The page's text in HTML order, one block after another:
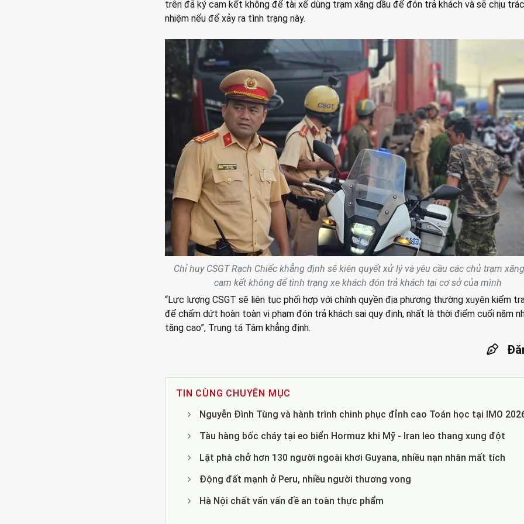
trên đã ký cam kết không để tài xế dùng trạm xăng dầu để đón trả khách và sẽ chịu
nhiệm nếu để xảy ra tình trạng này.
Chỉ huy CSGT Rạch Chiếc khẳng định sẽ kiên quyết xử lý và yêu cầu các chủ trạm
cam kết không để tình trạng xe khách đón trả khách tại cơ sở của mình
“Lực lượng CSGT sẽ liên tục phối hợp với chính quyền địa phương thường xuyên kiểm
để chấm dứt hoàn toàn vi phạm đón trả khách sai quy định, nhất là thời điểm cuối năm
tăng cao”, Trung tá Tâm khẳng định.
TIN CÙNG CHUYÊN MỤC
Nguyễn Đình Tùng và hành trình chinh phục đỉnh cao Toán học tại IMO
Tàu hàng bốc cháy tại eo biển Hormuz khi Mỹ - Iran leo thang xung đột
Lật phà chở hơn 130 người ngoài khơi Guyana, nhiều nạn nhân mất tích
Động đất mạnh ở Peru, nhiều người thương vong
Hà Nội chất vấn vấn đề an toàn thực phẩm